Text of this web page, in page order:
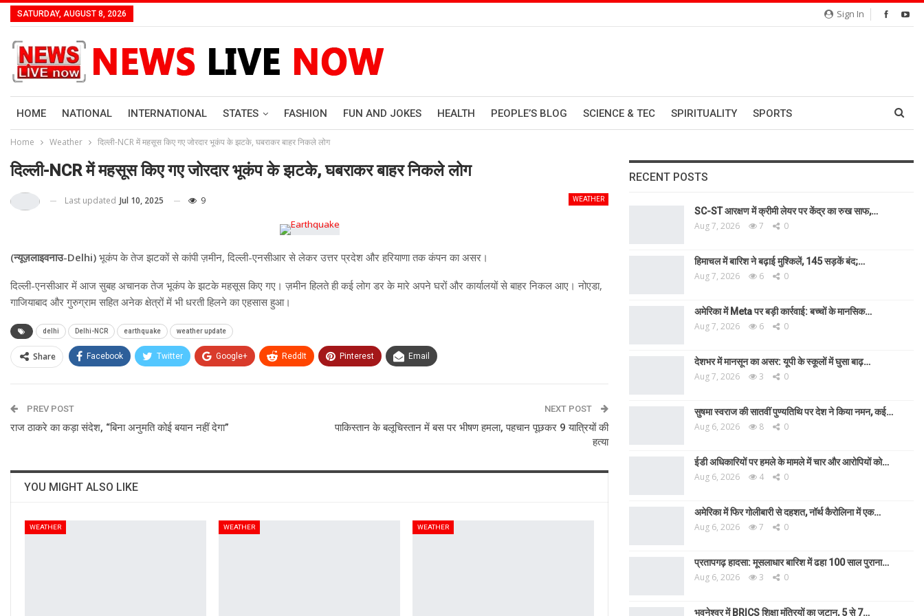
Sign In
SATURDAY, AUGUST 8, 2026
HOME NATIONAL INTERNATIONAL STATES FASHION FUN AND JOKES HEALTH PEOPLE’S BLOG SCIENCE & TEC SPIRITUALITY SPORTS
Home Weather दिल्ली-NCR में महसूस किए गए जोरदार भूकंप के झटके, घबराकर बाहर निकले लोग
दिल्ली-NCR में महसूस किए गए जोरदार भूकंप के झटके, घबराकर बाहर निकले लोग
WEATHER
Last updated Jul 10, 2025 9
(न्यूज़लाइवनाउ-Delhi) भूकंप के तेज झटकों से कांपी ज़मीन, दिल्ली-एनसीआर से लेकर उत्तर प्रदेश और हरियाणा तक कंपन का असर।
दिल्ली-एनसीआर में आज सुबह अचानक तेज भूकंप के झटके महसूस किए गए। ज़मीन हिलते ही कई लोग डर के मारे अपने घरों और कार्यालयों से बाहर निकल आए। नोएडा,
गाजियाबाद और गुरुग्राम सहित अनेक क्षेत्रों में भी धरती हिलने का एहसास हुआ।
delhi Delhi-NCR earthquake weather update
Share Facebook Twitter Google+ ReddIt Pinterest Email
PREV POST
राज ठाकरे का कड़ा संदेश, “बिना अनुमति कोई बयान नहीं देगा”
NEXT POST
पाकिस्तान के बलूचिस्तान में बस पर भीषण हमला, पहचान पूछकर 9 यात्रियों की
हत्या
YOU MIGHT ALSO LIKE
WEATHER WEATHER WEATHER
RECENT POSTS
SC-ST आरक्षण में क्रीमी लेयर पर केंद्र का रुख साफ,…
Aug 7, 2026 7 0
हिमाचल में बारिश ने बढ़ाई मुश्किलें, 145 सड़कें बंद;…
Aug 7, 2026 6 0
अमेरिका में Meta पर बड़ी कार्रवाई: बच्चों के मानसिक…
Aug 7, 2026 6 0
देशभर में मानसून का असर: यूपी के स्कूलों में घुसा बाढ़…
Aug 7, 2026 3 0
सुषमा स्वराज की सातवीं पुण्यतिथि पर देश ने किया नमन, कई…
Aug 6, 2026 8 0
ईडी अधिकारियों पर हमले के मामले में चार और आरोपियों को…
Aug 6, 2026 4 0
अमेरिका में फिर गोलीबारी से दहशत, नॉर्थ कैरोलिना में एक…
Aug 6, 2026 7 0
प्रतापगढ़ हादसा: मूसलाधार बारिश में ढहा 100 साल पुराना…
Aug 6, 2026 3 0
भुवनेश्वर में BRICS शिक्षा मंत्रियों का जुटान, 5 से 7…